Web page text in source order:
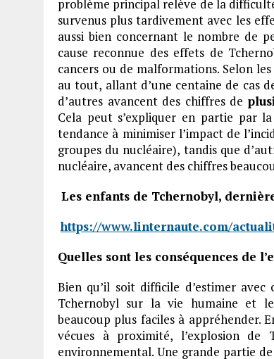
problème principal relève de la
survenus plus tardivement avec les
aussi bien concernant le nombre de
cause reconnue des effets de
cancers ou de malformations. Selon
au tout, allant d’une centaine de cas
d’autres avancent des chiffres de
Cela peut s’expliquer en partie par
tendance à minimiser l’impact de
groupes du nucléaire), tandis que
nucléaire, avancent des chiffres
Les enfants de Tchernobyl,
https://www.linternaute.com/
Quelles sont les conséquences de
Bien qu’il soit difficile d’estimer
Tchernobyl sur la vie humaine et
beaucoup plus faciles à appréhender.
vécues à proximité, l’explosion de
environnemental. Une grande partie